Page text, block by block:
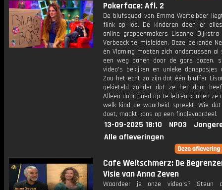
Pokerface: Afl. 2
De blufsquad van Emma Wortelboer
flink op los. De kinderen doen er
online grappenmakers Lisanne Dijkstra
Verbeeck te misleiden. Deze bekende
én Vlaming moeten zich ondertussen al
een weg banen door de gore dozen,
video's bekijken en unieke danspasjes
Zou het echt zo zijn dat één bluffer
gekieteld zonder dat ze het door
Alleen door goed op te letten kunnen ze
welk kind de waarheid spreekt. Wie
doet, maakt kans op een finalevoordeel.
13-09-2025 18:10 NPO3
Alle afleveringen
Cafe Weltschmerz: De
Visie van Anna Zeven
Waardeer je onze video's? Steun